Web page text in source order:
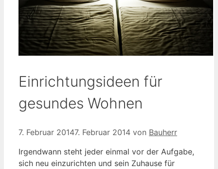
Einrichtungsideen für
gesundes Wohnen
7. Februar 20147. Februar 2014 von Bauherr
Irgendwann steht jeder einmal vor der Aufgabe,
sich neu einzurichten und sein Zuhause für